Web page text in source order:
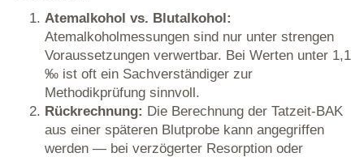
Atemalkohol vs. Blutalkohol:
Atemalkoholmessungen sind nur unter strengen
Voraussetzungen verwertbar. Bei Werten unter 1,1
‰ ist oft ein Sachverständiger zur
Methodikprüfung sinnvoll.
Rückrechnung: Die Berechnung der Tatzeit-BAK
aus einer späteren Blutprobe kann angegriffen
werden — bei verzögerter Resorption oder